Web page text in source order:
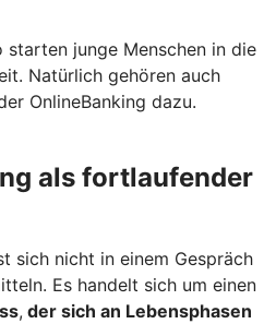
junge Menschen in die
Natürlich gehören auch
OnlineBanking dazu.
als fortlaufender
sich nicht in einem Gespräch
Es handelt sich um einen
, der sich an Lebensphasen